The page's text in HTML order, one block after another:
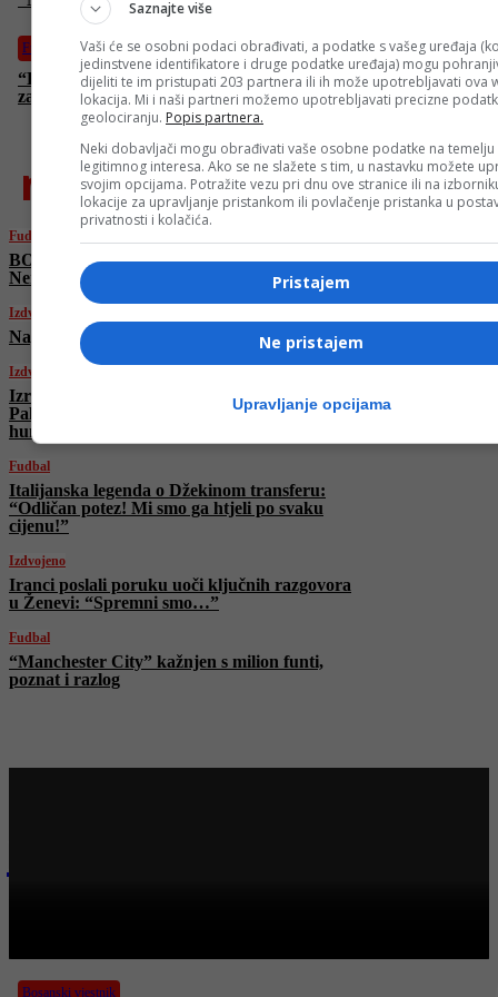
Fudbal
“Parma” imenovala novog trenera! Nema ni trideset godina, a
zanat “ispekao” kod Artete
najnovije
Fudbal
BOMBA u Bordo klubu: Na Koševo stiže
Nermin Mujkić
Izdvojeno
Napadnuta bolnica u Teheranu
Izdvojeno
Izrael bez ikakve milosti! I danas ubijeni
Palestinci koji su čekali u redu za
humanitarnu pomoć
Fudbal
Italijanska legenda o Džekinom transferu:
“Odličan potez! Mi smo ga htjeli po svaku
cijenu!”
Izdvojeno
Iranci poslali poruku uoči ključnih razgovora
u Ženevi: “Spremni smo…”
Fudbal
“Manchester City” kažnjen s milion funti,
poznat i razlog
Bosanski vjestnik
Saznajte više
Vaši će se osobni podaci obrađivati, a podatke s vašeg uređaja
jedinstvene identifikatore i druge podatke uređaja) mogu
dijeliti te im pristupati 203 partnera ili ih može upotrebljavati ova
lokacija. Mi i naši partneri možemo upotrebljavati precizne
geolociranju. Popis partnera.
Neki dobavljači mogu obrađivati vaše osobne podatke na temelju
legitimnog interesa. Ako se ne slažete s tim, u nastavku možete
svojim opcijama. Potražite vezu pri dnu ove stranice ili na
lokacije za upravljanje pristankom ili povlačenje pristanka u
privatnosti i kolačića.
Pristajem
Ne pristajem
Upravljanje opcijama